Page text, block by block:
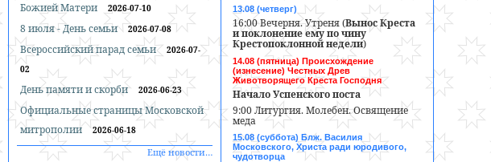
Божией Матери
2026-07-10
8 июля - День семьи 2026-07-08
Всероссийский парад семьи
2026-07-
02
День памяти и скорби 2026-06-23
Официальные страницы Московской
митрополии
2026-06-18
Ещё новости…
13.08 (четверг)
16:00 Вечерня. Утреня (Вынос Креста
и поклонение ему по чину
Крестопоклонной недели)
14.08 (пятница) Происхождение
(изнесение) Честных Древ
Животворящего Креста Господня
Начало Успенского поста
9:00 Литургия. Молебен. Освящение
меда
15.08 (суббота) Блж. Василия
Московского, Христа ради юродивого,
чудотворца